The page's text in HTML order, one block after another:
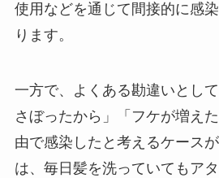
使用などを通じて間接的に感
ります。​
一方で、よくある勘違いとし
さぼったから」「フケが増え
由で感染したと考えるケース
は、毎日髪を洗っていてもア